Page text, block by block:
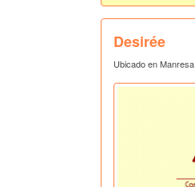
Desirée
Ubicado en Manresa